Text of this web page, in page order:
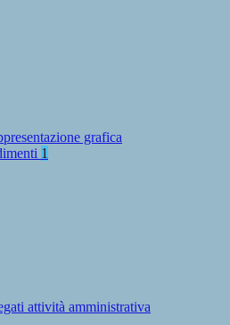
grafica
1
attività amministrativa